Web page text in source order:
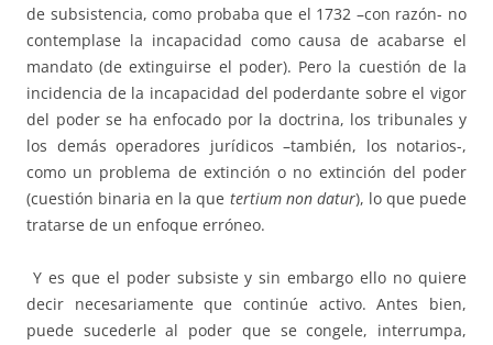
de subsistencia, como probaba que el 1732 –con razón- no
contemplase la incapacidad como causa de acabarse el
mandato (de extinguirse el poder). Pero la cuestión de la
incidencia de la incapacidad del poderdante sobre el vigor
del poder se ha enfocado por la doctrina, los tribunales y
los demás operadores jurídicos –también, los notarios-,
como un problema de extinción o no extinción del poder
(cuestión binaria en la que tertium non datur), lo que puede
tratarse de un enfoque erróneo.
Y es que el poder subsiste y sin embargo ello no quiere
decir necesariamente que continúe activo. Antes bien,
puede sucederle al poder que se congele, interrumpa,